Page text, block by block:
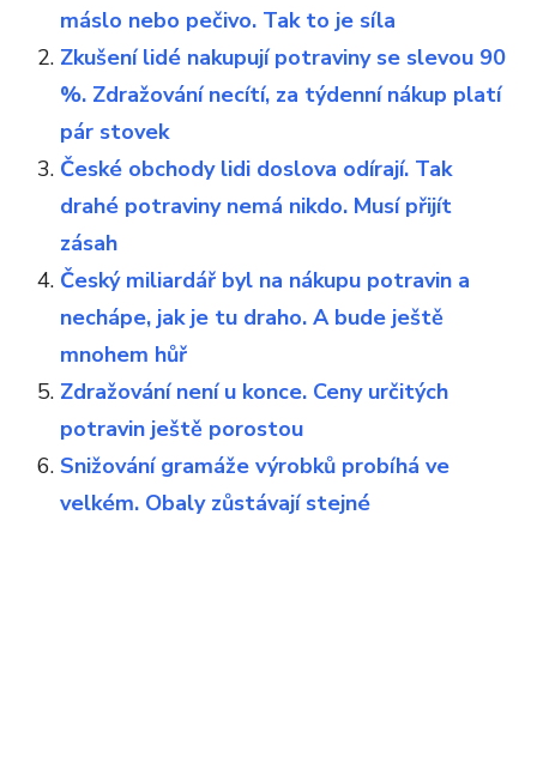
máslo nebo pečivo. Tak to je síla
Zkušení lidé nakupují potraviny se slevou 90
%. Zdražování necítí, za týdenní nákup platí
pár stovek
České obchody lidi doslova odírají. Tak
drahé potraviny nemá nikdo. Musí přijít
zásah
Český miliardář byl na nákupu potravin a
nechápe, jak je tu draho. A bude ještě
mnohem hůř
Zdražování není u konce. Ceny určitých
potravin ještě porostou
Snižování gramáže výrobků probíhá ve
velkém. Obaly zůstávají stejné